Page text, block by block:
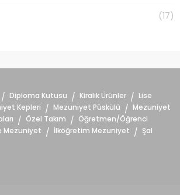
(17)
/ Diploma Kutusu / Kiralık Ürünler / Lise
Kepleri / Mezuniyet Püskülü / Mezuniyet
/ Özel Takım / Öğretmen/Öğrenci
Mezuniyet / İlköğretim Mezuniyet / Şal